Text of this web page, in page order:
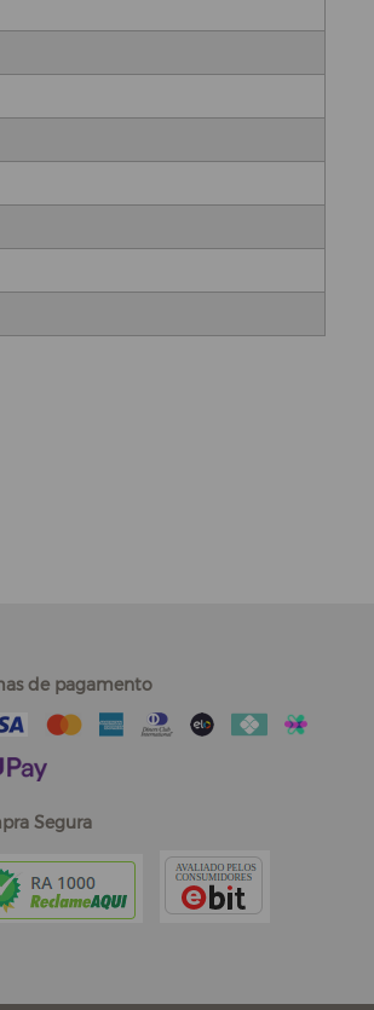
de pagamento
Segura